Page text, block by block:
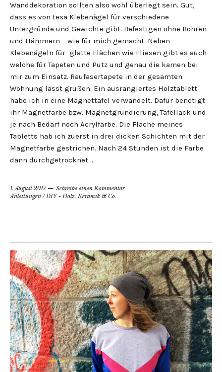
Wanddekoration sollten also wohl überlegt sein. Gut,
dass es von tesa Klebenägel für verschiedene
Untergründe und Gewichte gibt. Befestigen ohne Bohren
und Hämmern – wie für mich gemacht. Neben
Klebenägeln für glatte Flächen wie Fliesen gibt es auch
welche für Tapeten und Putz und genau die kamen bei
mir zum Einsatz. Raufasertapete in der gesamten
Wohnung lässt grüßen. Ein ausrangiertes Holztablett
habe ich in eine Magnettafel verwandelt. Dafür benötigt
ihr Magnetfarbe bzw. Magnetgrundierung, Tafellack und
je nach Bedarf noch Acrylfarbe. Die Fläche meines
Tabletts hab ich zuerst in drei dicken Schichten mit der
Magnetfarbe gestrichen. Nach 24 Stunden ist die Farbe
dann durchgetrocknet …
1. August 2017
Schreibe einen Kommentar
Anleitungen /DIY - Holz, Keramik & Co.